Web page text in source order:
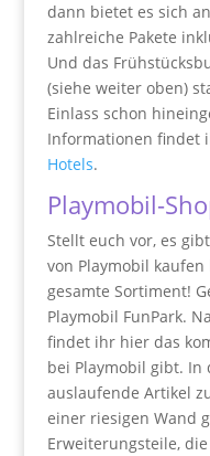
dann bietet es sich
zahlreiche Pakete
Und das
(siehe weiter oben)
Einlass schon
Informationen findet
Hotels.
Playmobil-
Stellt euch vor, es
von Playmobil
gesamte Sortiment!
Playmobil FunPark.
findet ihr hier das
bei Playmobil gibt. In
auslaufende Artikel
einer riesigen Wand
Erweiterungsteile,